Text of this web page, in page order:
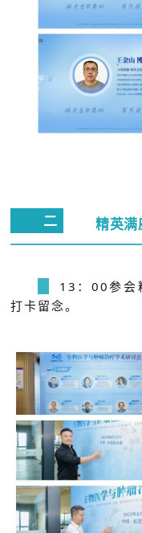
二 精英满
13：00参会
打卡留念。